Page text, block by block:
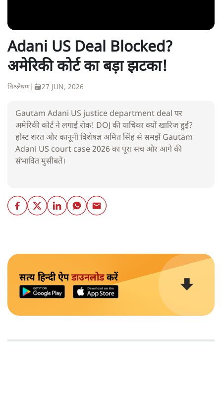
Adani US Deal Blocked?
अमेरिकी कोर्ट का बड़ा झटका!
विश्लेषण| 27 JUN, 2026
Gautam Adani US justice department deal पर
अमेरिकी कोर्ट ने लगाई रोक! DOJ की याचिका क्यों खारिज हुई?
होस्ट शरत और कानूनी विशेषज्ञ अमित सिंह से समझें Gautam
Adani US court case 2026 का पूरा सच और आगे की
संभावित मुसीबतें।
सत्य हिन्दी ऐपडाउनलोडकरें